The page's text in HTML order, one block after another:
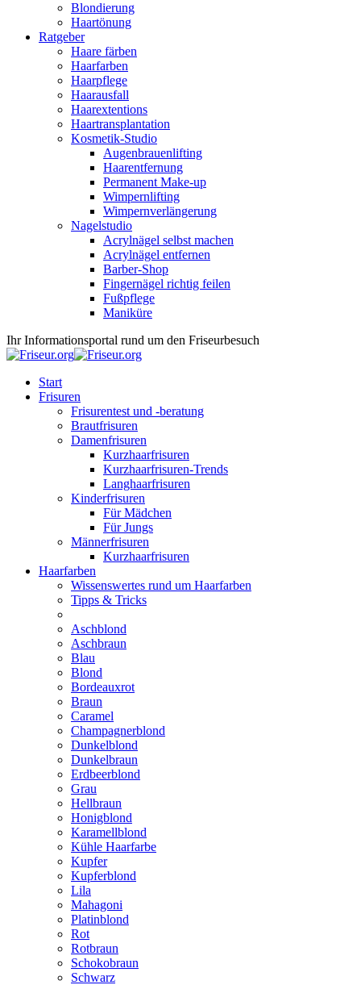
Blondierung
Haartönung
Ratgeber
Haare färben
Haarfarben
Haarpflege
Haarausfall
Haarextentions
Haartransplantation
Kosmetik-Studio
Augenbrauenlifting
Haarentfernung
Permanent Make-up
Wimpernlifting
Wimpernverlängerung
Nagelstudio
Acrylnägel selbst machen
Acrylnägel entfernen
Barber-Shop
Fingernägel richtig feilen
Fußpflege
Maniküre
Ihr Informationsportal rund um den Friseurbesuch
Start
Frisuren
Frisurentest und -beratung
Brautfrisuren
Damenfrisuren
Kurzhaarfrisuren
Kurzhaarfrisuren-Trends
Langhaarfrisuren
Kinderfrisuren
Für Mädchen
Für Jungs
Männerfrisuren
Kurzhaarfrisuren
Haarfarben
Wissenswertes rund um Haarfarben
Tipps & Tricks
Aschblond
Aschbraun
Blau
Blond
Bordeauxrot
Braun
Caramel
Champagnerblond
Dunkelblond
Dunkelbraun
Erdbeerblond
Grau
Hellbraun
Honigblond
Karamellblond
Kühle Haarfarbe
Kupfer
Kupferblond
Lila
Mahagoni
Platinblond
Rot
Rotbraun
Schokobraun
Schwarz